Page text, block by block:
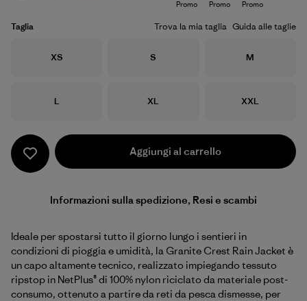
Promo Promo Promo
Taglia Trova la mia taglia Guida alle taglie
Taglia
XS Taglia
S Taglia
M
Taglia
L Taglia
XL Taglia
XXL
Aggiungi al carrello
Informazioni sulla spedizione, Resi e scambi
Ideale per spostarsi tutto il giorno lungo i sentieri in
condizioni di pioggia e umidità, la Granite Crest Rain Jacket è
un capo altamente tecnico, realizzato impiegando tessuto
ripstop in NetPlus® di 100% nylon riciclato da materiale post-
consumo, ottenuto a partire da reti da pesca dismesse, per